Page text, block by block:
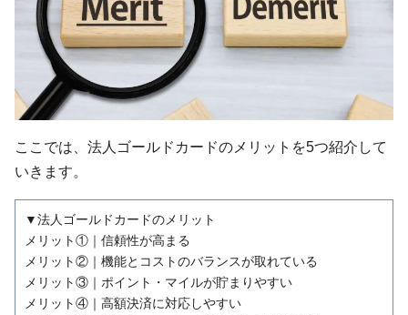
ここでは、法人ゴールドカードのメリットを5つ紹介して
いきます。
▼法人ゴールドカードのメリット
メリット①｜信頼性が高まる
メリット②｜機能とコストのバランスが取れている
メリット③｜ポイント・マイルが貯まりやすい
メリット④｜高額決済に対応しやすい